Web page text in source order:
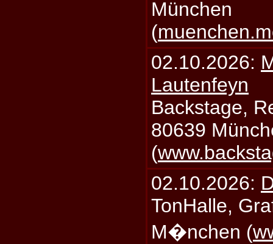
München
(
02.10.2026:
Lautenfeyn
Backstage,
80639
(
02.10.2026:
TonHalle,
M�nchen (